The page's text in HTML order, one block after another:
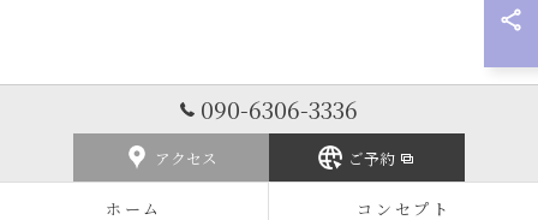
090-6306-3336
アクセス ご予約
ホーム コンセプト